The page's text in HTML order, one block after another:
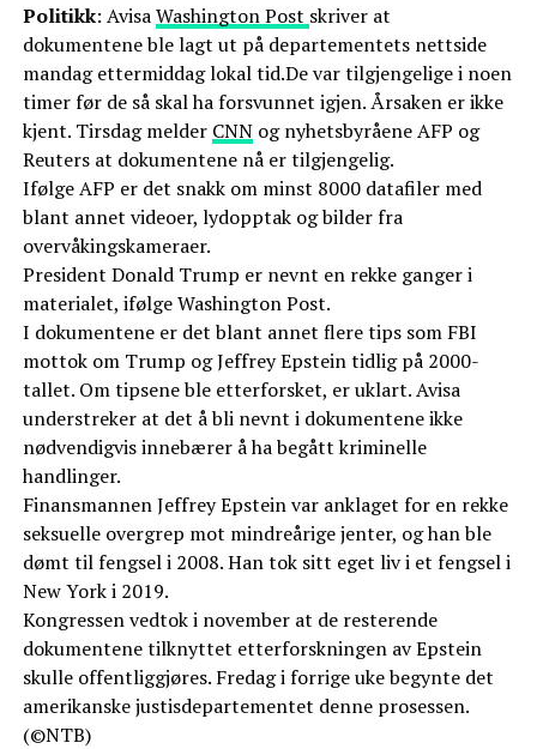
Politikk: AvisaWashington Post skriver at
dokumentene ble lagt ut på departementets nettside
mandag ettermiddag lokal tid.De var tilgjengelige i noen
timer før de så skal ha forsvunnet igjen. Årsaken er ikke
kjent. Tirsdag melder CNNog nyhetsbyråene AFP og
Reuters at dokumentene nå er tilgjengelig.
Ifølge AFP er det snakk om minst 8000 datafiler med
blant annet videoer, lydopptak og bilder fra
overvåkingskameraer.
President Donald Trump er nevnt en rekke ganger i
materialet, ifølge Washington Post.
I dokumentene er det blant annet flere tips som FBI
mottok om Trump og Jeffrey Epstein tidlig på 2000-
tallet. Om tipsene ble etterforsket, er uklart. Avisa
understreker at det å bli nevnt i dokumentene ikke
nødvendigvis innebærer å ha begått kriminelle
handlinger.
Finansmannen Jeffrey Epstein var anklaget for en rekke
seksuelle overgrep mot mindreårige jenter, og han ble
dømt til fengsel i 2008. Han tok sitt eget liv i et fengsel i
New York i 2019.
Kongressen vedtok i november at de resterende
dokumentene tilknyttet etterforskningen av Epstein
skulle offentliggjøres. Fredag i forrige uke begynte det
amerikanske justisdepartementet denne prosessen.
(©NTB)